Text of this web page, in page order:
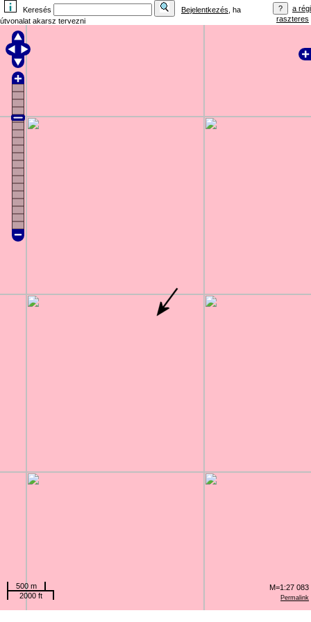
Keresés Bejelentkezés , ha
útvonalat akarsz tervezni
a régi
raszteres
Permalink
500 m
2000 ft
M=1:27 083